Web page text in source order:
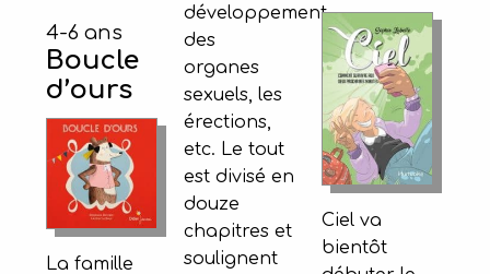
développement
des
organes
sexuels, les
érections,
etc. Le tout
est divisé en
douze
chapitres et
soulignent
4-6 ans
Boucle
d’ours
La famille
Ciel va
bientôt